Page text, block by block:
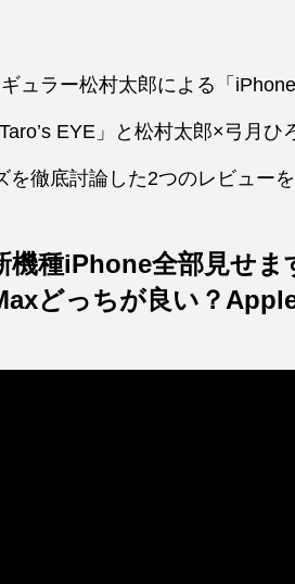
ュラー松村太郎による「
EYE」と松村太郎×弓月
を徹底討論した2つのレビュー
機種iPhone全部見せ
どっちが良い？